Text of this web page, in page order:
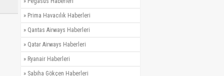
» Prima Havacılık Haberleri
» Qantas Airways Haberleri
» Qatar Airways Haberleri
» Ryanair Haberleri
» Sabiha Gökçen Haberleri